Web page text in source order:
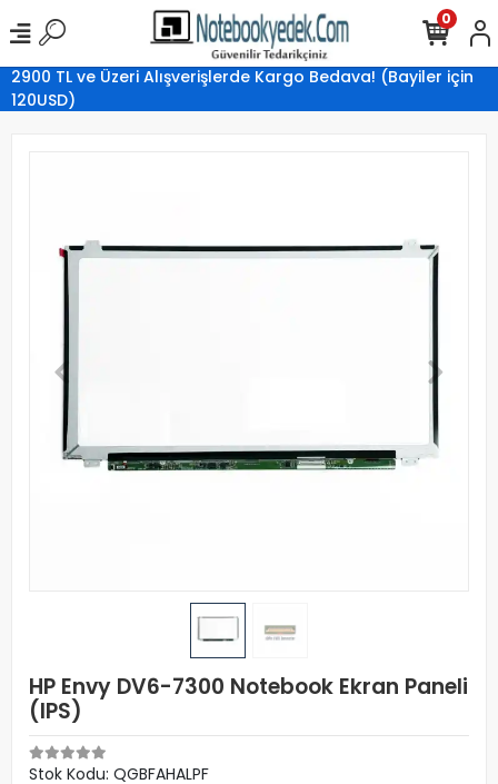
2900 TL ve Üzeri Alışverişlerde Kargo Bedava! (Bayiler için
120USD)
0
HP Envy DV6-7300 Notebook Ekran Paneli
(IPS)
Stok Kodu: QGBFAHALPF